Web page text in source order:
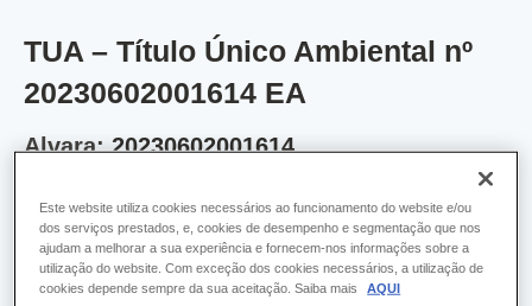
TUA – Título Único Ambiental nº
20230602001614 EA
Alvara:20230602001614
Empresa:Santogal M - Comércio e Reparação
de Automóveis, Lda
Concelho:Lisboa
Este website utiliza cookies necessários ao funcionamento do website e/ou
dos serviços prestados, e, cookies de desempenho e segmentação que nos
ajudam a melhorar a sua experiência e fornecem-nos informações sobre a
utilização do website. Com exceção dos cookies necessários, a utilização de
cookies depende sempre da sua aceitação. Saiba mais
AQUI